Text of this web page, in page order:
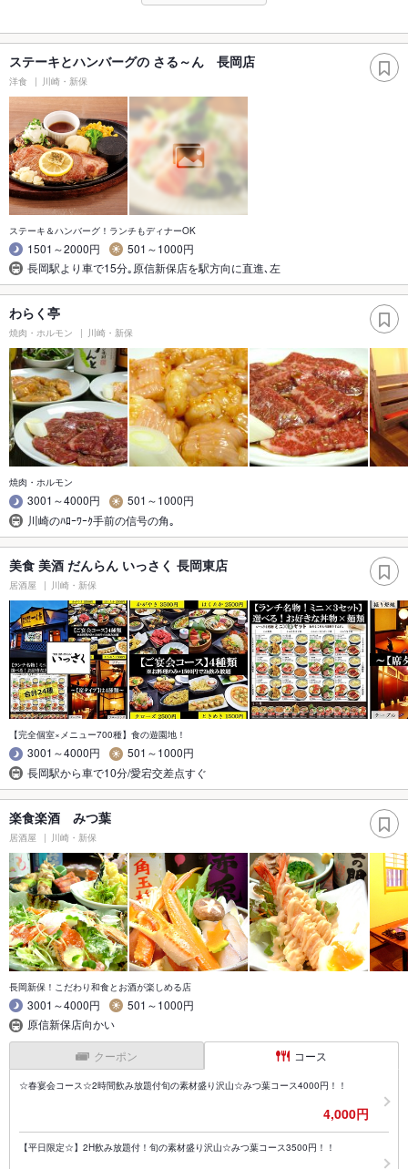
ステーキとハンバーグの さる～ん 長岡店
洋食 川崎・新保
ステーキ＆ハンバーグ！ランチもディナーOK
1501～2000円
501～1000円
長岡駅より車で15分｡原信新保店を駅方向に直進､左
わらく亭
焼肉・ホルモン 川崎・新保
焼肉・ホルモン
3001～4000円
501～1000円
川崎のﾊﾛｰﾜｰｸ手前の信号の角｡
美食 美酒 だんらん いっさく 長岡東店
居酒屋 川崎・新保
【完全個室×メニュー700種】食の遊園地！
3001～4000円
501～1000円
長岡駅から車で10分/愛宕交差点すぐ
楽食楽酒 みつ葉
居酒屋 川崎・新保
長岡新保！こだわり和食とお酒が楽しめる店
3001～4000円
501～1000円
原信新保店向かい
クーポン コース
☆春宴会コース☆2時間飲み放題付旬の素材盛り沢山☆みつ葉コース4000円！！
4,000円
【平日限定☆】2H飲み放題付！旬の素材盛り沢山☆みつ葉コース3500円！！